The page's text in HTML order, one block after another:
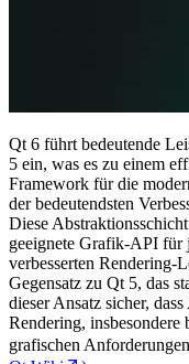
Qt 6 führt bedeutende
5 ein, was es zu einem
Framework für die
der bedeutendsten
Diese
geeignete Grafik-API für
verbesserten
Gegensatz zu Qt 5, das
dieser Ansatz sicher,
Rendering,
grafischen